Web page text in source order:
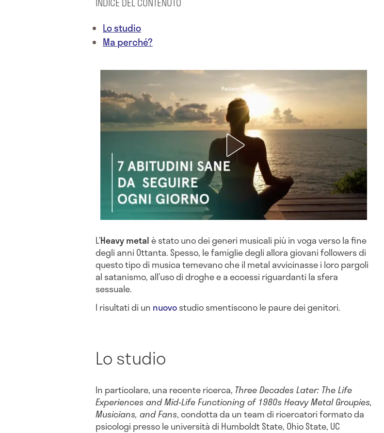
INDICE DEL CONTENUTO
Lo studio
Ma perché?
L’Heavy metalè stato uno dei generi musicali più in voga verso la fine
degli anni Ottanta. Spesso, le famiglie degli allora giovani followers di
questo tipo di musica temevano che il metal avvicinasse i loro pargoli
al satanismo, all’uso di droghe e a eccessi riguardanti la sfera
sessuale.
I risultati di un nuovostudio smentiscono le paure dei genitori.
Lo studio
In particolare, una recente ricerca, Three Decades Later: The Life
Experiences and Mid-Life Functioning of 1980s Heavy Metal Groupies,
Musicians, and Fans, condotta da un team di ricercatori formato da
psicologi presso le università di Humboldt State, Ohio State, UC